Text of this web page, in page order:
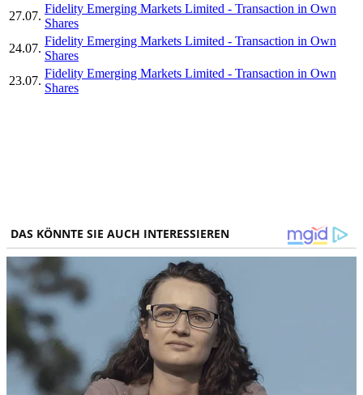
27.07.
Fidelity Emerging Markets Limited - Transaction in Own
Shares
24.07.
Fidelity Emerging Markets Limited - Transaction in Own
Shares
23.07.
Fidelity Emerging Markets Limited - Transaction in Own
Shares